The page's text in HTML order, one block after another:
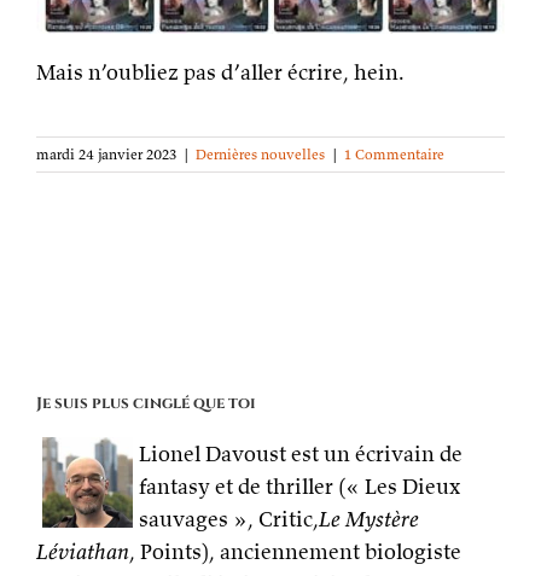
Mais n’oubliez pas d’aller écrire, hein.
mardi 24 janvier 2023 | Dernières nouvelles | 1 Commentaire
Je suis plus cinglé que toi
Lionel Davoust est un écrivain de
fantasy et de thriller (« Les Dieux
sauvages », Critic,Le Mystère
Léviathan, Points), anciennement biologiste